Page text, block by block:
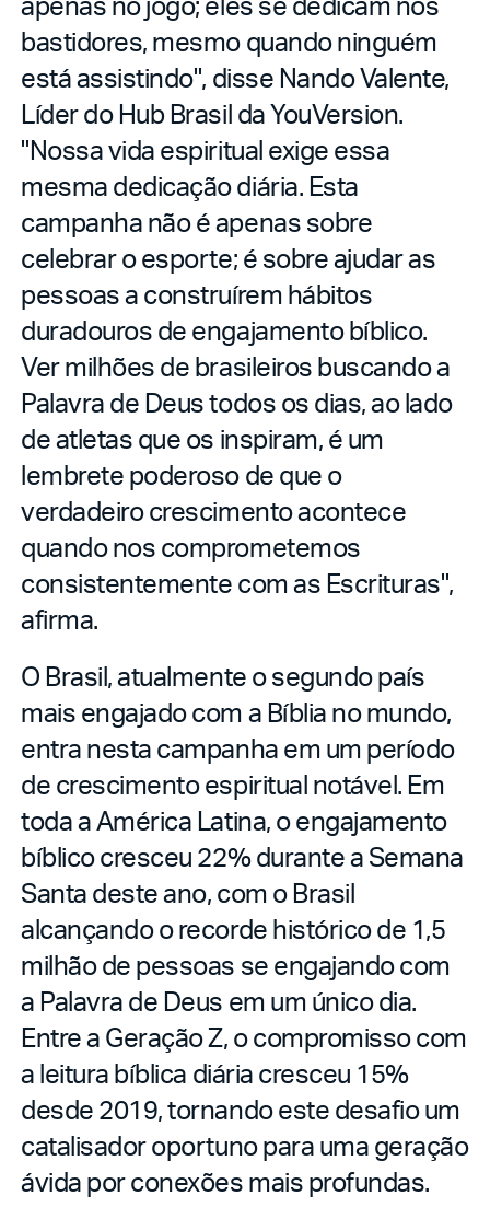
bastidores, mesmo quando ninguém
está assistindo", disse Nando Valente,
Líder do Hub Brasil da YouVersion.
"Nossa vida espiritual exige essa
mesma dedicação diária. Esta
campanha não é apenas sobre
celebrar o esporte; é sobre ajudar as
pessoas a construírem hábitos
duradouros de engajamento bíblico.
Ver milhões de brasileiros buscando a
Palavra de Deus todos os dias, ao lado
de atletas que os inspiram, é um
lembrete poderoso de que o
verdadeiro crescimento acontece
quando nos comprometemos
consistentemente com as Escrituras",
afirma.
O Brasil, atualmente o segundo país
mais engajado com a Bíblia no mundo,
entra nesta campanha em um período
de crescimento espiritual notável. Em
toda a América Latina, o engajamento
bíblico cresceu 22% durante a Semana
Santa deste ano, com o Brasil
alcançando o recorde histórico de 1,5
milhão de pessoas se engajando com
a Palavra de Deus em um único dia.
Entre a Geração Z, o compromisso com
a leitura bíblica diária cresceu 15%
desde 2019, tornando este desafio um
catalisador oportuno para uma geração
ávida por conexões mais profundas.